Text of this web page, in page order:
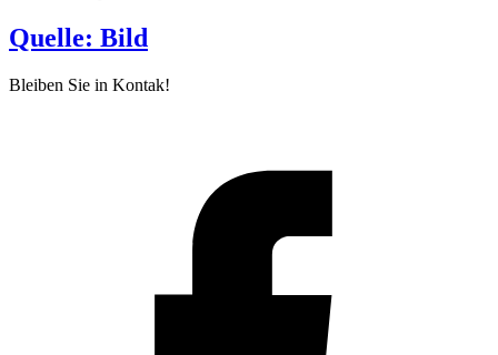
Quelle: Bild
Bleiben Sie in Kontak!